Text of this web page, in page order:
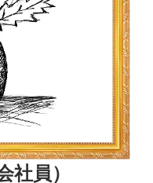
社員）